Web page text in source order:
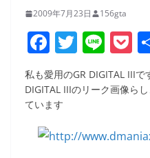
2009年7月23日 156gta
F
a
c
e
b
T
w
itt
Li
n
e
P
o
私も愛用のGR DIGITAL III
DIGITAL IIIのリーク画像ら
ています